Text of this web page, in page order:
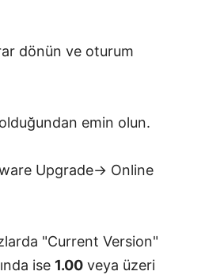
dönün ve oturum
emin olun.
Upgrade→ Online
"Current Version"
ise 1.00 veya üzeri